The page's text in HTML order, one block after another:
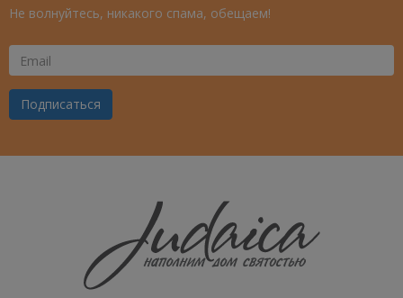
Не волнуйтесь, никакого спама, обещаем!
Ваш
Email
Подписаться